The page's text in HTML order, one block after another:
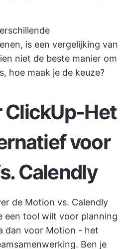
is een vergelijking van
niet de beste manier om
hoe maak je de keuze?
ClickUp-Het
voor
Calendly
de Motion vs. Calendly
een tool wilt voor planning
dan voor Motion - het
Ben je